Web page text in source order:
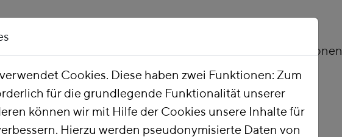
Publikationen
Cookies. Diese haben zwei Funktionen: Zum
für die grundlegende Funktionalität unserer
können wir mit Hilfe der Cookies unsere Inhalte für
Hierzu werden pseudonymisierte Daten von